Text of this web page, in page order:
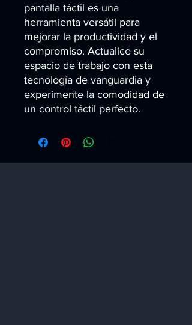
pantalla táctil es una
herramienta versátil para
mejorar la productividad y el
compromiso. Actualice su
espacio de trabajo con esta
tecnología de vanguardia y
experimente la comodidad de
un control táctil perfecto.